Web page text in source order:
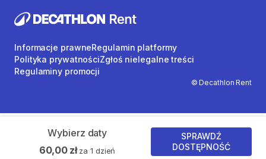
Wybierz daty
60,00 zł za 1 dzień
SPRAWDŹ
DOSTĘPNOŚĆ
© Decathlon Rent
Informacje prawneRegulamin platformy
Polityka prywatnościZgłoś nielegalne treści
Regulaminy promocji